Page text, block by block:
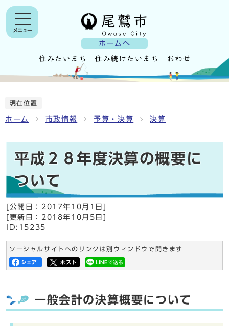
ホームへ
メニュー
現在位置
ホーム 市政情報 予算・決算 決算
平成２８年度決算の概要に
ついて
[公開日： 2017年10月1日
[更新日： 2018年10月5日
ID:15235
ソーシャルサイトへのリンクは別ウィンドウで開きます
一般会計の決算概要について